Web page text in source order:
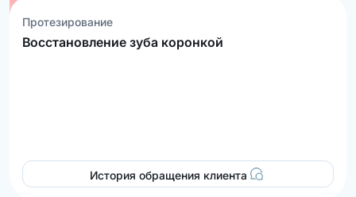
Протезирование
Восстановление зуба коронкой
История обращения клиента